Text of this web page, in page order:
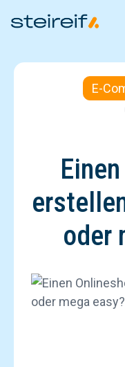
E-
oder